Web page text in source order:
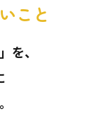
こと
を、